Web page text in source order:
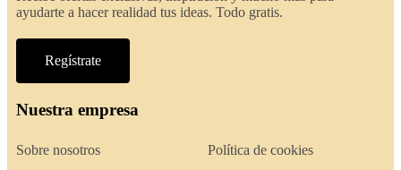
ayudarte a hacer realidad tus ideas. Todo gratis.
Regístrate
Nuestra empresa
Sobre nosotros
Política de cookies